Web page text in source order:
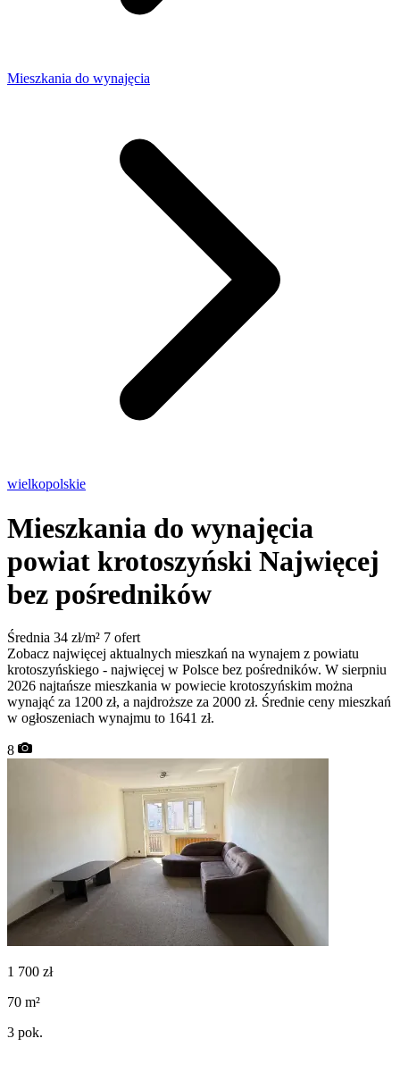
Mieszkania do wynajęcia
wielkopolskie
Mieszkania do wynajęcia
powiat krotoszyński Najwięcej
bez pośredników
Średnia 34 zł/m² 7 ofert
Zobacz najwięcej aktualnych mieszkań na wynajem z powiatu
krotoszyńskiego - najwięcej w Polsce bez pośredników. W sierpniu
2026 najtańsze mieszkania w powiecie krotoszyńskim można
wynająć za 1200 zł, a najdroższe za 2000 zł. Średnie ceny mieszkań
w ogłoszeniach wynajmu to 1641 zł.
8
1 700 zł
70 m²
3 pok.